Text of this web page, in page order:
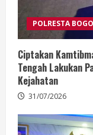
POLRESTA
Ciptakan
Tengah Lakukan
Kejahatan
31/07/2026